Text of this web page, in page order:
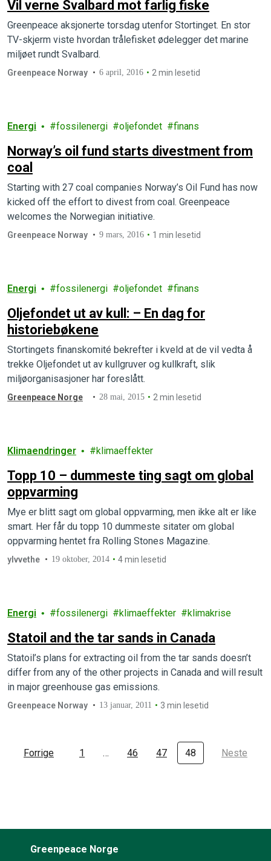
Vil verne Svalbard mot farlig fiske
Greenpeace aksjonerte torsdag utenfor Stortinget. En stor
TV-skjerm viste hvordan trålefisket ødelegger det marine
miljøet rundt Svalbard.
Greenpeace Norway 6 april, 2016 2 min lesetid
Energi fossilenergi oljefondet finans
Norway’s oil fund starts divestment from
coal
Starting with 27 coal companies Norway’s Oil Fund has now
kicked off the effort to divest from coal. Greenpeace
welcomes the Norwegian initiative.
Greenpeace Norway 9 mars, 2016 1 min lesetid
Energi fossilenergi oljefondet finans
Oljefondet ut av kull: – En dag for
historiebøkene
Stortingets finanskomité bekrefter i kveld at de vil vedta å
trekke Oljefondet ut av kullgruver og kullkraft, slik
miljøorganisasjoner har foreslått.
Greenpeace Norge 28 mai, 2015 2 min lesetid
Klimaendringer klimaeffekter
Topp 10 – dummeste ting sagt om global
oppvarming
Mye er blitt sagt om global oppvarming, men ikke alt er like
smart. Her får du topp 10 dummeste sitater om global
oppvarming hentet fra Rolling Stones Magazine.
ylvvethe 19 oktober, 2014 4 min lesetid
Energi fossilenergi klimaeffekter klimakrise
Statoil and the tar sands in Canada
Statoil’s plans for extracting oil from the tar sands doesn’t
differ from any of the other projects in Canada and will result
in major greenhouse gas emissions.
Greenpeace Norway 13 januar, 2011 3 min lesetid
Forrige 1 … 46 47 48 Neste
Greenpeace Norge